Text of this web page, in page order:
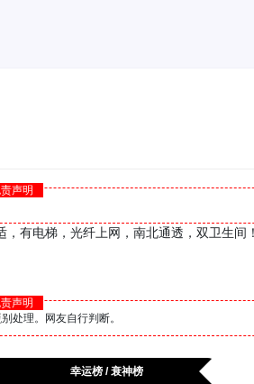
声明
有电梯，光纤上网，南北通透，双卫生间
声明
处理。网友自行判断。
幸运榜 / 衰神榜